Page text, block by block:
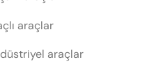
araçlar
araçlar